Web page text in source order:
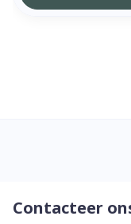
Contacteer